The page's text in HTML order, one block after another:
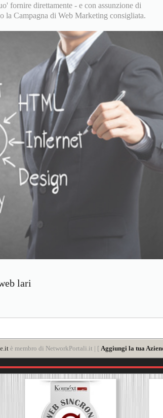
fornire direttamente - e con assunzione di
la Campagna di Web Marketing consigliata.
lari
è membro di NetworkPortali.it | [ Aggiungi la tua